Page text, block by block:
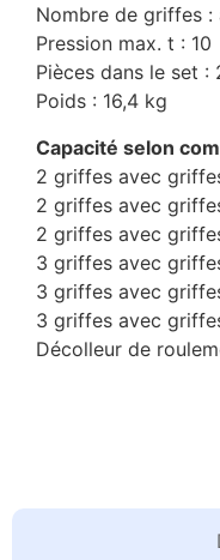
Nombre de griffes
Pression max. t : 10
Pièces dans le set :
Poids : 16,4 kg
Capacité selon
2 griffes avec
2 griffes avec
2 griffes avec
3 griffes avec
3 griffes avec
3 griffes avec
Décolleur de